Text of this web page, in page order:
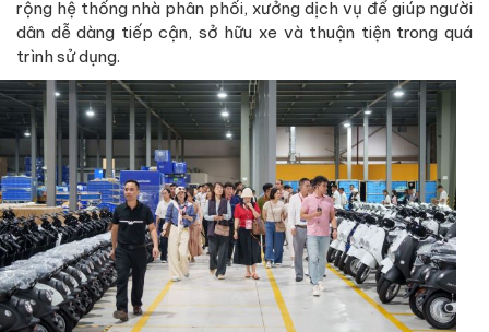
rộng hệ thống nhà phân phối, xưởng dịch vụ để giúp người
dân dễ dàng tiếp cận, sở hữu xe và thuận tiện trong quá
trình sử dụng.